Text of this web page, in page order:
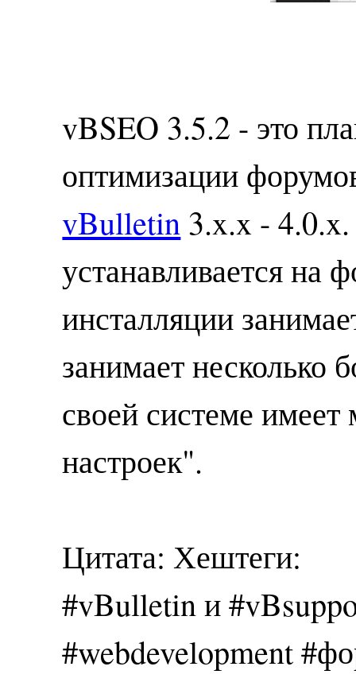
vBSEO 3.5.2 - это
оптимизации
vBulletin 3.x.x -
устанавливается на
инсталляции
занимает несколько
своей системе
настроек".
Цитата: Хештеги:
#vBulletin и
#webdevelopment